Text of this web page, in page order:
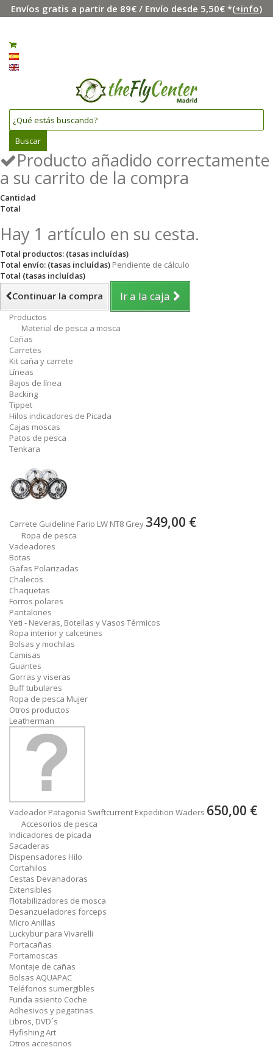
Envíos gratis a partir de 89€ / Envío desde 5,50€ *(+info)
Buscar
Producto añadido correctamente
a su carrito de la compra
Cantidad
Total
Hay 1 artículo en su cesta.
Total productos: (tasas incluídas)
Total envío: (tasas incluídas) Pendiente de cálculo
Total (tasas incluídas)
Continuar la compra Ir a la caja
Productos
Material de pesca a mosca
Cañas
Carretes
Kit caña y carrete
Líneas
Bajos de línea
Backing
Tippet
Hilos indicadores de Picada
Cajas moscas
Patos de pesca
Tenkara
Carrete Guideline Fario LW NT8 Grey 349,00 €
Ropa de pesca
Vadeadores
Botas
Gafas Polarizadas
Chalecos
Chaquetas
Forros polares
Pantalones
Yeti - Neveras, Botellas y Vasos Térmicos
Ropa interior y calcetines
Bolsas y mochilas
Camisas
Guantes
Gorras y viseras
Buff tubulares
Ropa de pesca Mujer
Otros productos
Leatherman
Vadeador Patagonia Swiftcurrent Expedition Waders 650,00 €
Accesorios de pesca
Indicadores de picada
Sacaderas
Dispensadores Hilo
Cortahilos
Cestas Devanadoras
Extensibles
Flotabilizadores de mosca
Desanzueladores forceps
Micro Anillas
Luckybur para Vivarelli
Portacañas
Portamoscas
Montaje de cañas
Bolsas AQUAPAC
Teléfonos sumergibles
Funda asiento Coche
Adhesivos y pegatinas
Libros, DVD´s
Flyfishing Art
Otros accesorios